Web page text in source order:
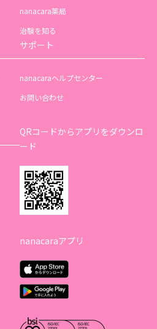
nanacara薬局
治験を知る
サポート
nanacaraヘルプセンター
お問い合わせ
QRコードからアプリをダウンロ
ード
nanacaraアプリ